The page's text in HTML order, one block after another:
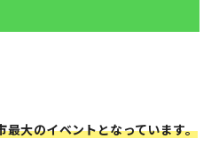
最大のイベントとなっています。